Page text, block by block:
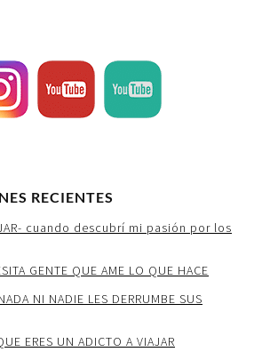
RECIENTES
cuando descubrí mi pasión por los
GENTE QUE AME LO QUE HACE
NI NADIE LES DERRUMBE SUS
ERES UN ADICTO A VIAJAR